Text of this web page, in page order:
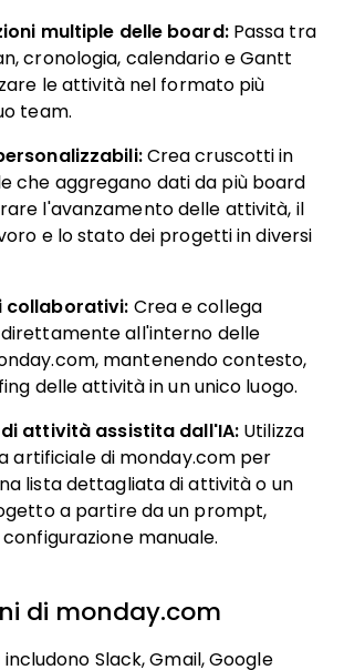
multiple delle board:Passa tra
cronologia, calendario e Gantt
le attività nel formato più
team.
Crea cruscotti in
che aggregano dati da più board
l'avanzamento delle attività, il
e lo stato dei progetti in diversi
collaborativi: Crea e collega
all'interno delle
mantenendo contesto,
delle attività in un unico luogo.
attività assistita dall'IA: Utilizza
artificiale di monday.com per
lista dettagliata di attività o un
a partire da un prompt,
manuale.
di monday.com
Slack, Gmail, Google